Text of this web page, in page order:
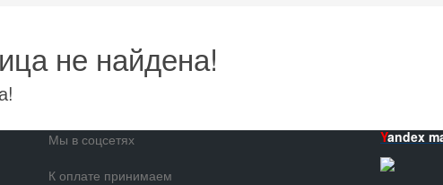
не найдена!
Мы в соцсетях
К оплате принимаем
Yandex